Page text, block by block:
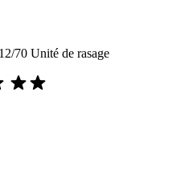
70 Unité de rasage